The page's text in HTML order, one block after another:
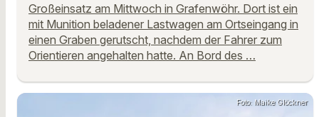
Großeinsatz am Mittwoch in Grafenwöhr. Dort ist ein
mit Munition beladener Lastwagen am Ortseingang in
einen Graben gerutscht, nachdem der Fahrer zum
Orientieren angehalten hatte. An Bord des …
Foto: Maike Glöckner